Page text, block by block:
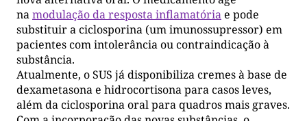
namodulação da resposta inflamatóriae pode
substituir a ciclosporina (um imunossupressor) em
pacientes com intolerância ou contraindicação à
substância.
Atualmente, o SUS já disponibiliza cremes à base de
dexametasona e hidrocortisona para casos leves,
além da ciclosporina oral para quadros mais graves.